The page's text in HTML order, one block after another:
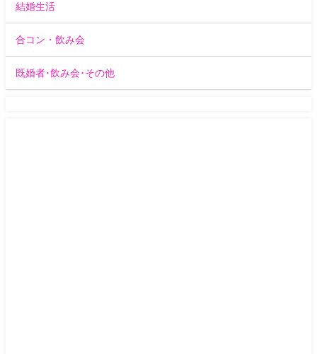
結婚生活
合コン・飲み会
既婚者･飲み会･その他